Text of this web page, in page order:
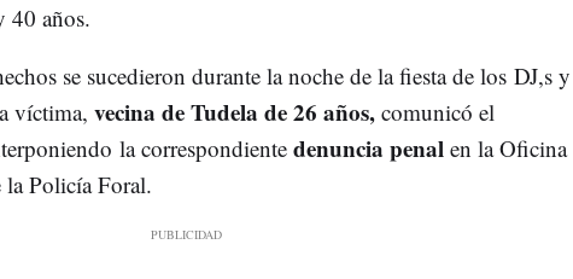
40 años.
se sucedieron durante la noche de la fiesta de los DJ,s y
víctima, vecina de Tudela de 26 años, comunicó el
la correspondiente denuncia penal en la Oficina
Policía Foral.